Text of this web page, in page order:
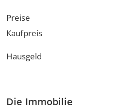
Preise
Kaufpreis
Hausgeld
Die Immobilie